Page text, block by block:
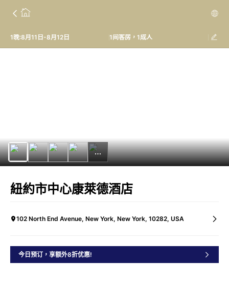
1晚:8月11日-8月12日 1间客房，1成人
紐約市中心康萊德酒店
102 North End Avenue, New York, New York, 10282, USA
今日预订，享额外8折优惠!